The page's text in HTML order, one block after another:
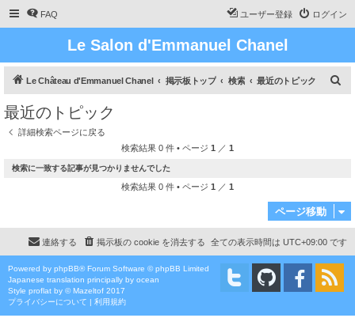
FAQ ログイン
ユーザー登録
Le Salon d'Emmanuel Chanel
Le Château d'Emmanuel Chanel 掲示板トップ 検索 最近のトピック
最近のトピック
詳細検索ページに戻る
検索結果 0 件 • ページ 1 ／ 1
検索に一致する記事が見つかりませんでした
検索結果 0 件 • ページ 1 ／ 1
ページ移動
全ての表示時間は UTC+09:00 です
掲示板の cookie を消去する
連絡する
Powered by phpBB® Forum Software © phpBB Limited
Japanese translation principally by ocean
Style proflat by ©Mazeltof 2017
プライバシーについて | 利用規約